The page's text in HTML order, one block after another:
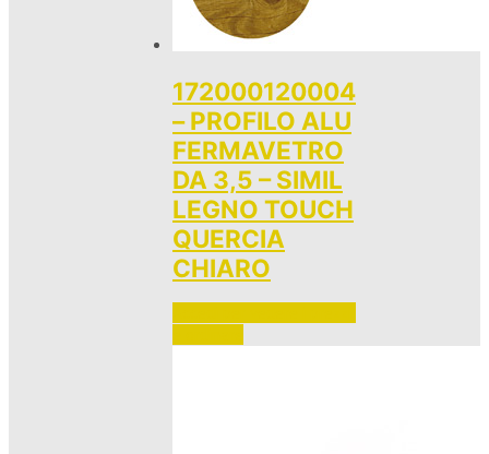
172000120004
– PROFILO ALU
FERMAVETRO
DA 3,5 – SIMIL
LEGNO TOUCH
QUERCIA
CHIARO